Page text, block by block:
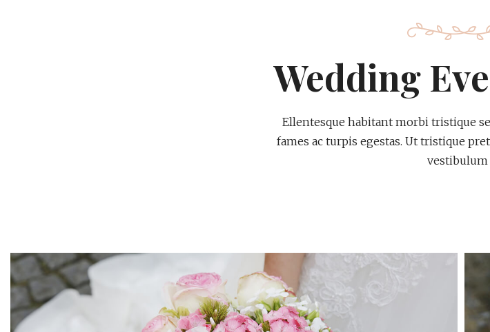
Wedding
Ellentesque habitant morbi tristique
fames ac turpis egestas. Ut tristique
vestibulum